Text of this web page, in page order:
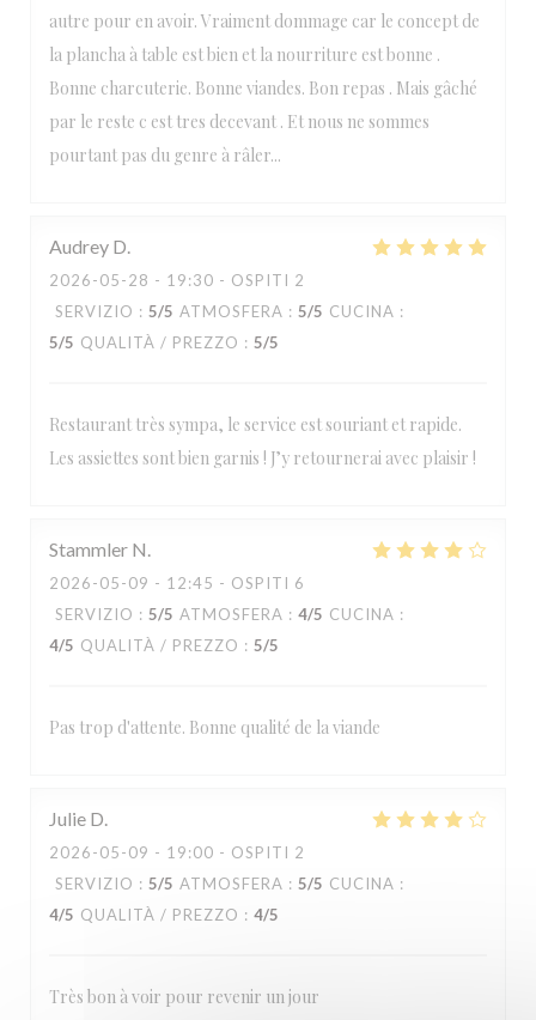
autre pour en avoir. Vraiment dommage car le concept de
la plancha à table est bien et la nourriture est bonne .
Bonne charcuterie. Bonne viandes. Bon repas . Mais gâché
par le reste c est tres decevant . Et nous ne sommes
pourtant pas du genre à râler...
Audrey D
2026-05-28 - 19:30 - OSPITI 2
SERVIZIO : 5/5 ATMOSFERA : 5/5 CUCINA :
5/5 QUALITÀ / PREZZO : 5/5
Restaurant très sympa, le service est souriant et rapide.
Les assiettes sont bien garnis ! J’y retournerai avec plaisir !
Stammler N
2026-05-09 - 12:45 - OSPITI 6
SERVIZIO : 5/5 ATMOSFERA : 4/5 CUCINA :
4/5 QUALITÀ / PREZZO : 5/5
Pas trop d'attente. Bonne qualité de la viande
Julie D
2026-05-09 - 19:00 - OSPITI 2
SERVIZIO : 5/5 ATMOSFERA : 5/5 CUCINA :
4/5 QUALITÀ / PREZZO : 4/5
Très bon à voir pour revenir un jour